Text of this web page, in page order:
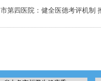
市第四医院：健全医德考评机制